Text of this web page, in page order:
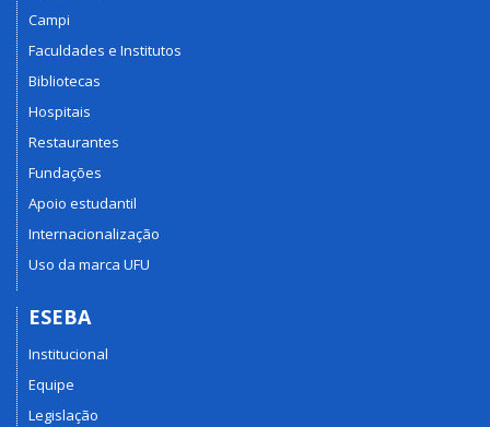
Campi
Faculdades e Institutos
Bibliotecas
Hospitais
Restaurantes
Fundações
Apoio estudantil
Internacionalização
Uso da marca UFU
ESEBA
Institucional
Equipe
Legislação